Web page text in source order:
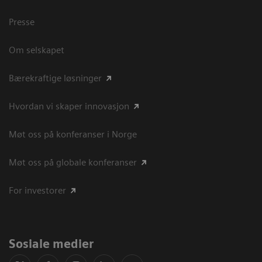
Presse
Om selskapet
Bærekraftige løsninger
Hvordan vi skaper innovasjon
Møt oss på konferanser i Norge
Møt oss på globale konferanser
For investorer
Sosiale medier